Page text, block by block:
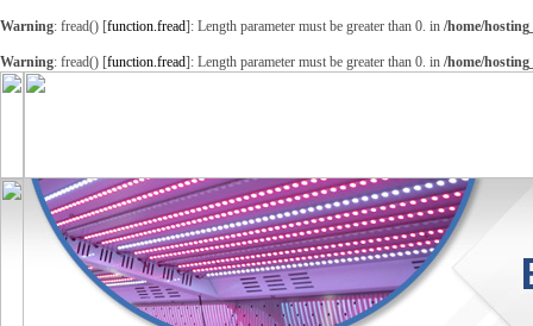
Warning: fread() [function.fread]: Length parameter must be greater than 0. in /home/
Warning: fread() [function.fread]: Length parameter must be greater than 0. in /home/